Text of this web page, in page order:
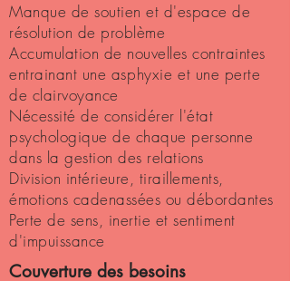
Manque de soutien et d'espace de
résolution de problème
Accumulation de nouvelles contraintes
entrainant une asphyxie et une perte
de clairvoyance
Nécessité de considérer l'état
psychologique de chaque personne
dans la gestion des relations
Division intérieure, tiraillements,
émotions cadenassées ou débordantes
Perte de sens, inertie et sentiment
d'impuissance
Couverture des besoins